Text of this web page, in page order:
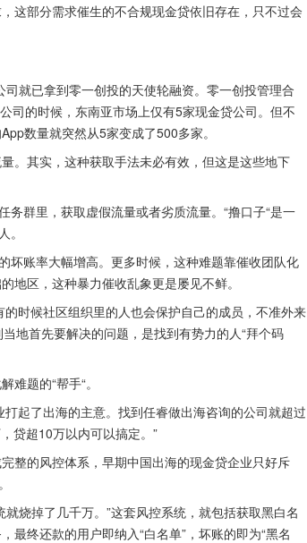
这部分需求催生的不合规现金贷依旧存在，只不过会
就已拿到零一创投的天使轮融资。零一创投管理合
司的时候，东南亚市场上仅有5家现金贷公司。但不
数量就突然从5家变成了500多家。
。其实，这种获取手法未必有效，但这是这些地下
务群里，获取虚假流量或者劣质流量。“撸口子“是一
坏账率大幅增高。更多时候，这种难题靠催收团队化
地区，这种暴力催收乱象更是屡见不鲜。
时候社区组织里的人也会保护自己的成员，不准外来
地首先要解决的问题，是找到有势力的人“拜个码
题的“帮手“。
起了出海的主意。找到任睿做出海咨询的公司就超过
贷超10万以内可以搞定。”
整的风控体系，早期中国出海的现金贷企业只好斥
烧掉了几千万。”这套风控系统，就包括获取黑白名
终还款的用户即纳入“白名单”，坏账的即为“黑名